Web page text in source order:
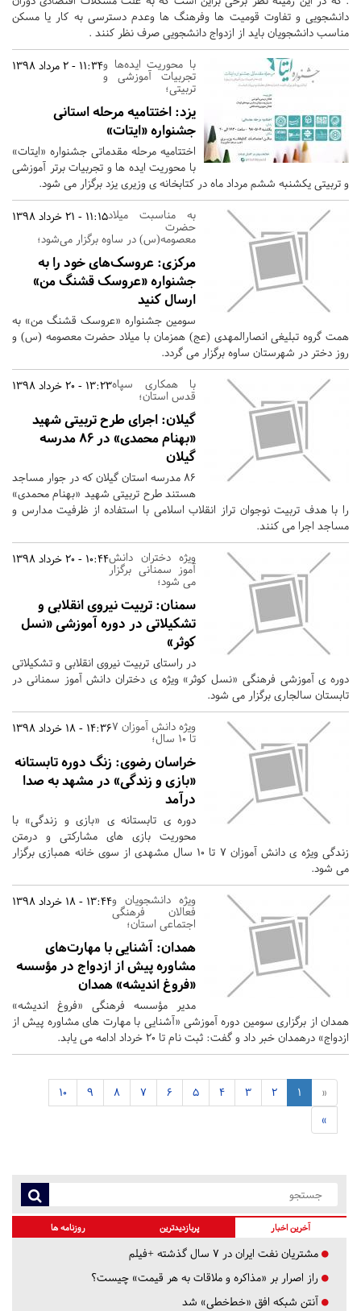
دانشجویی و تفاوت قومیت ها وفرهنگ ها وعدم دسترسی به کار یا مسکن
مناسب دانشجویان باید از ازدواج دانشجویی صرف نظر کنند .
11:34 - 2 مرداد 1398با محوریت ایده‌ها و
تجربیات آموزشی و
تربیتی؛
یزد: اختتامیه مرحله استانی
جشنواره «ایتات»
اختتامیه مرحله مقدماتی جشنواره «ایتات»
با محوریت ایده ها و تجربیات برتر آموزشی
و تربیتی یکشنبه ششم مرداد ماه در کتابخانه ی وزیری یزد برگزار می شود.
11:15 - 21 خرداد 1398به مناسبت میلاد
حضرت
معصومه(س) در ساوه برگزار می‌شود؛
مرکزی: عروسک‌های خود را به
جشنواره «عروسک قشنگ من»
ارسال کنید
سومین جشنواره «عروسک قشنگ من» به
همت گروه تبلیغی انصارالمهدی (عج) همزمان با میلاد حضرت معصومه (س) و
روز دختر در شهرستان ساوه برگزار می گردد.
13:23 - 20 خرداد 1398با همکاری سپاه
قدس استان؛
گیلان: اجرای طرح تربیتی شهید
«بهنام محمدی» در ۸۶ مدرسه
گیلان
۸۶ مدرسه استان گیلان که در جوار مساجد
هستند طرح تربیتی شهید «بهنام محمدی»
را با هدف تربیت نوجوان تراز انقلاب اسلامی با استفاده از ظرفیت مدارس و
مساجد اجرا می کنند.
10:44 - 20 خرداد 1398ویژه دختران دانش
آموز سمنانی برگزار
می شود؛
سمنان: تربیت نیروی انقلابی و
تشکیلاتی در دوره آموزشی «نسل
کوثر»
در راستای تربیت نیروی انقلابی و تشکیلاتی
دوره ی آموزشی فرهنگی «نسل کوثر» ویژه ی دختران دانش آموز سمنانی در
تابستان سالجاری برگزار می شود.
14:36 - 18 خرداد 1398ویژه دانش آموزان ۷
تا ۱۰ سال؛
خراسان رضوی: زنگ‌ دوره تابستانه
«بازی و زندگی» در مشهد به صدا
درآمد
دوره ی تابستانه ی «بازی و زندگی» با
محوریت بازی های مشارکتی و درمتن
زندگی ویژه ی دانش آموزان 7 تا 10 سال مشهدی از سوی خانه همبازی برگزار
می شود.
13:44 - 18 خرداد 1398ویژه دانشجویان و
فعالان فرهنگی
اجتماعی استان؛
همدان: آشنایی با مهارت‌های
مشاوره پیش از ازدواج در مؤسسه
«فروغ اندیشه» همدان
مدیر مؤسسه فرهنگی «فروغ اندیشه»
همدان از برگزاری سومین دوره آموزشی «آشنایی با مهارت های مشاوره پیش از
ازدواج» درهمدان خبر داد و گفت: ثبت نام تا 20 خرداد ادامه می یابد.
«
1
2
3
4
5
6
7
8
9
10
»
آخرین اخبار پربازدیدترین روزنامه ها
مشتریان نفت ایران در ۷ سال گذشته +فیلم
راز اصرار بر «مذاکره و ملاقات به هر قیمت» چیست؟
آنتن شبکه افق «خط‌خطی» شد